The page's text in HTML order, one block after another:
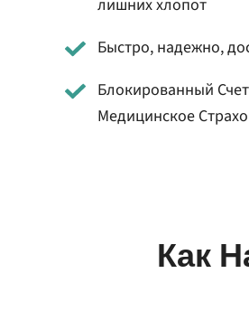
лишних хлопот
Быстро, надежно,
Блокированный
Медицинское
Как